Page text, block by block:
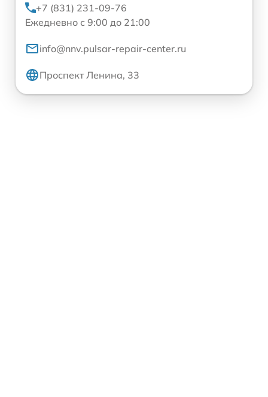
+7 (831) 231-09-76
Ежедневно с 9:00 до 21:00
info@nnv.pulsar-repair-center.ru
Проспект Ленина, 33